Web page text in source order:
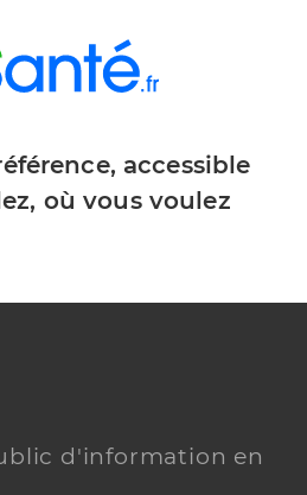
accessible
où vous voulez
d'information en